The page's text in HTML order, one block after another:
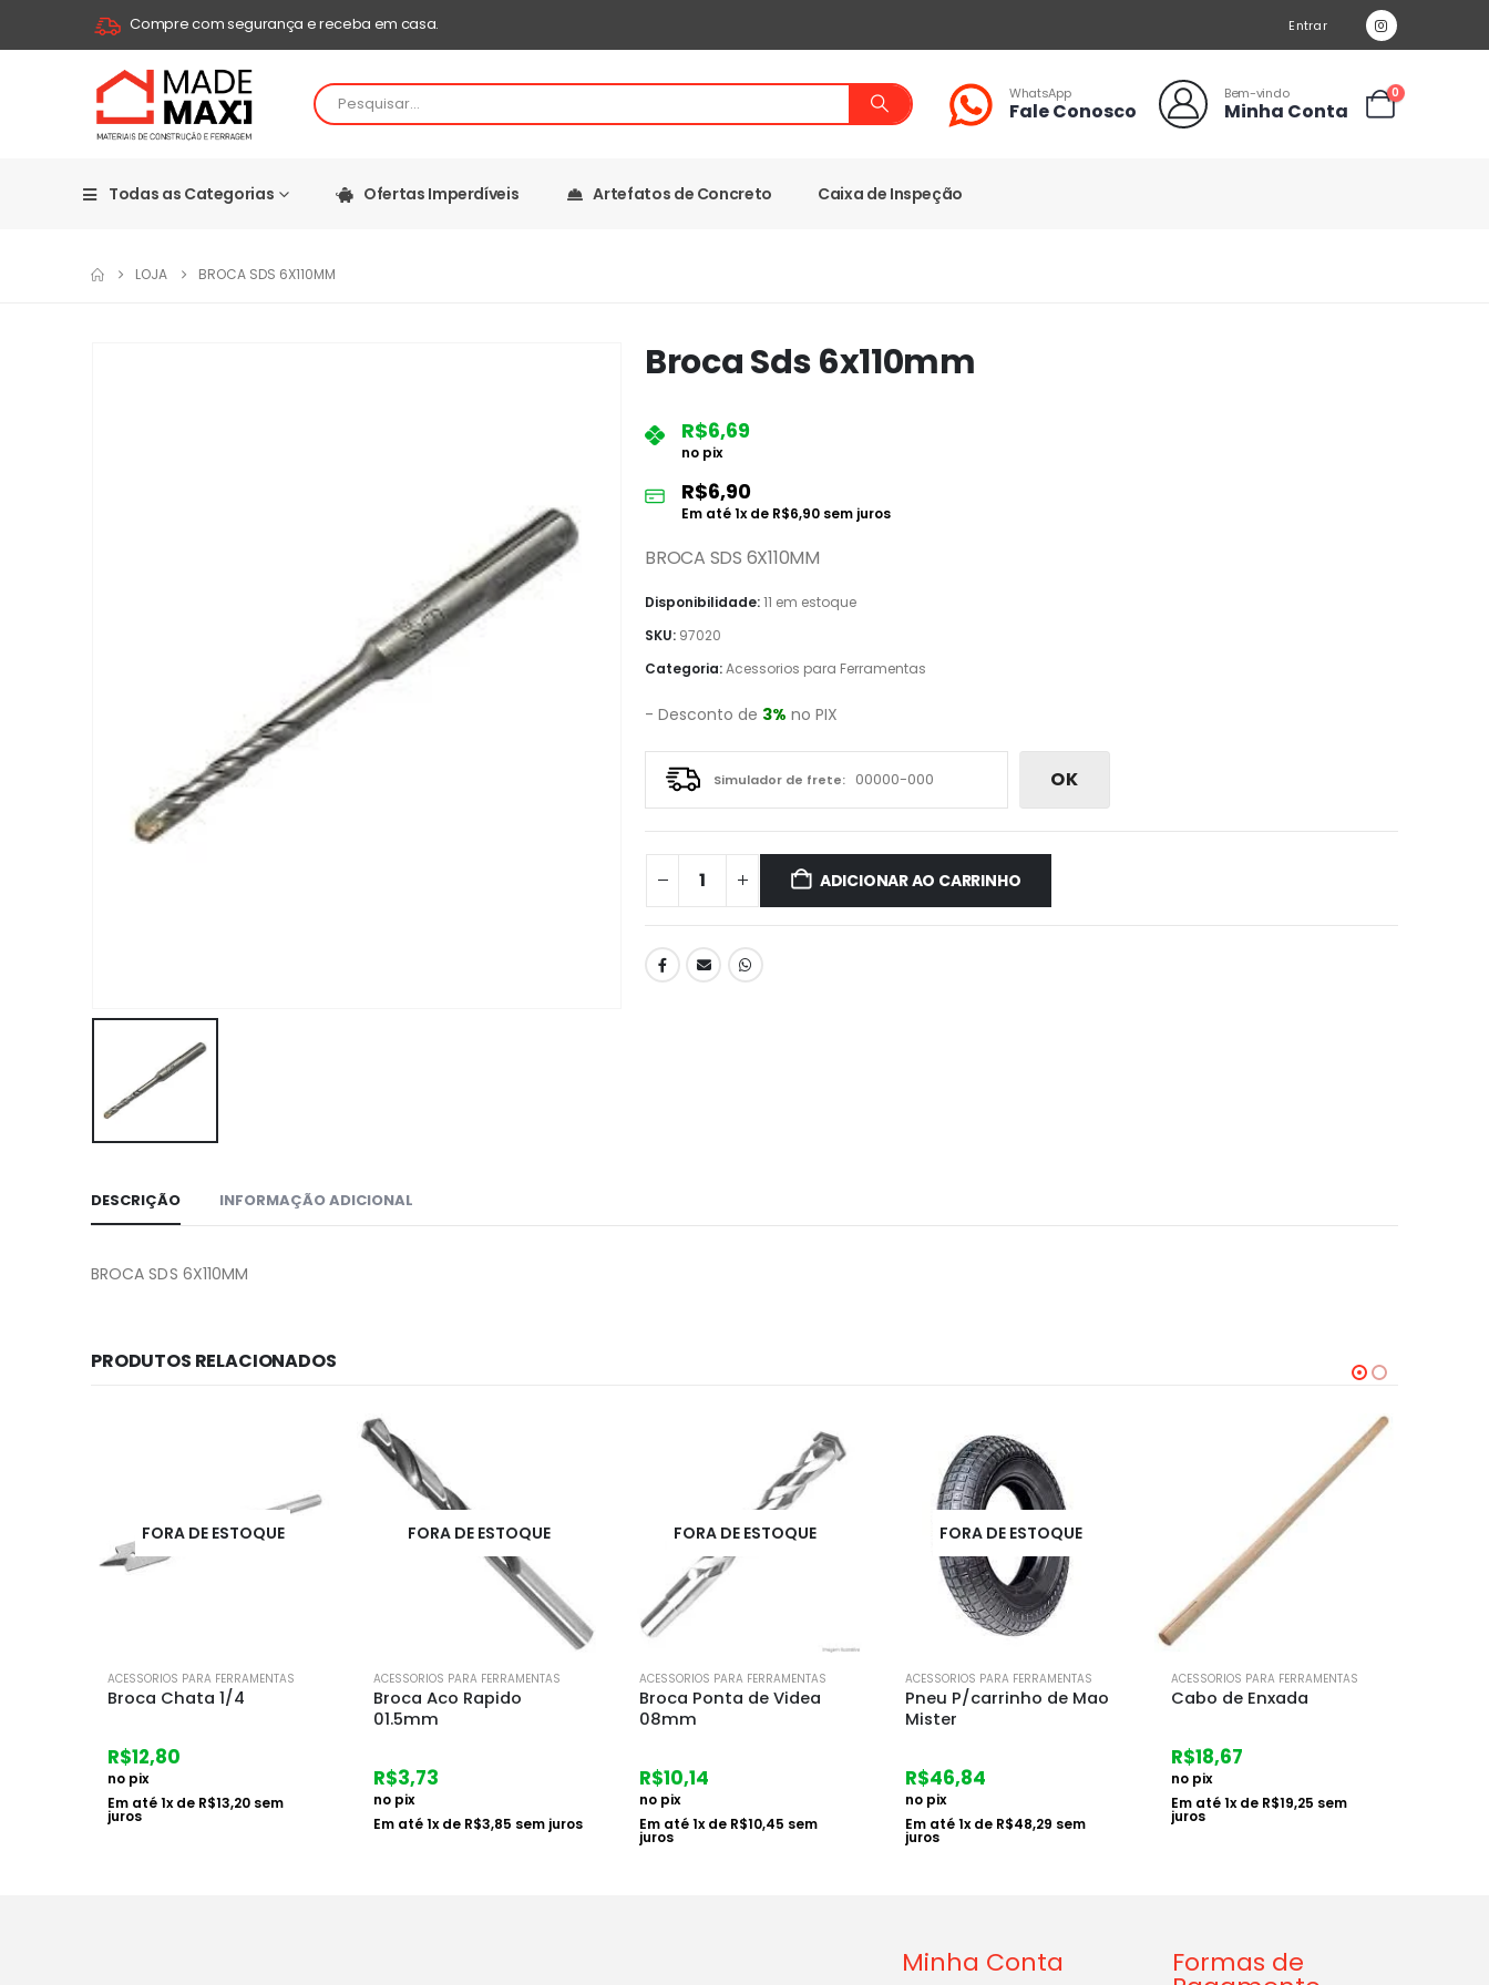
Compre com segurança e receba em casa. Entrar
WhatsApp
Fale Conosco
Bem-vindo
Minha Conta
0
Todas as Categorias Ofertas Imperdíveis Artefatos de Concreto Caixa de Inspeção
LOJA BROCA SDS 6X110MM
Broca Sds 6x110mm
R$6,69
no pix
R$6,90
Em até1x de R$6,90 sem juros
BROCA SDS 6X110MM
Disponibilidade:11 em estoque
SKU: 97020
Categoria:Acessorios para Ferramentas
- Desconto de 3% no PIX
Simulador de frete: OK
ADICIONAR AO CARRINHO
DESCRIÇÃO INFORMAÇÃO ADICIONAL
BROCA SDS 6X110MM
PRODUTOS RELACIONADOS
FORA DE ESTOQUE
ACESSORIOS PARA FERRAMENTAS
Broca Aco Rapido
R$3,73
no pix
Em até
FORA DE ESTOQUE
ACESSORIOS PARA FERRAMENTAS
Broca Ponta de Videa
08mm
R$10,14
no pix
Em até1x de R$10,45sem
FORA DE ESTOQUE
ACESSORIOS PARA FERRAMENTAS
Pneu P/carrinho de Mao
Mister
R$46,84
no pix
Em até1x de R$48,29 sem
juros
ACESSORIOS PARA FERRAMENTAS
Cabo de Enxada
no pix
Em até
juros
FORA DE ESTOQUE
ACESSORIOS PARA FERRAMENTAS
Cabo de Ancinho
R$6,40
no pix
Em até1x de R$6,60sem juros
Minha Conta Formas de